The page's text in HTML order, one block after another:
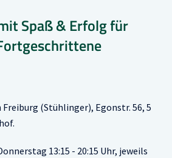
Spaß & Erfolg für
(Stühlinger), Egonstr. 56, 5
13:15 - 20:15 Uhr, jeweils